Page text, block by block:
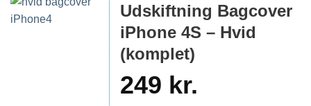
Udskiftning Bagcover
iPhone 4S – Hvid
(komplet)
249 kr.